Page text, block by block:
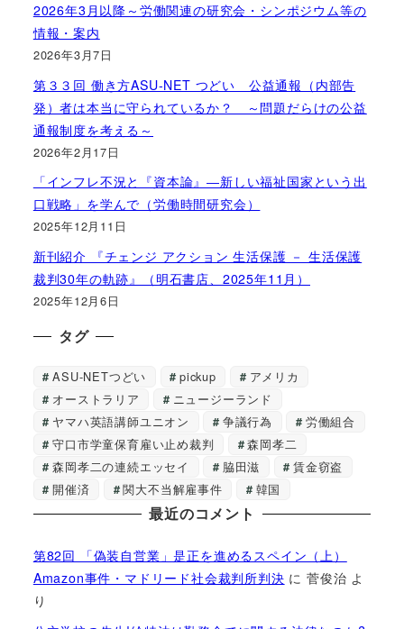
2026年3月以降～労働関連の研究会・シンポジウム等の
情報・案内
2026年3月7日
第３３回 働き方ASU-NET つどい 公益通報（内部告
発）者は本当に守られているか？ ～問題だらけの公益
通報制度を考える～
2026年2月17日
「インフレ不況と『資本論』―新しい福祉国家という出
口戦略」を学んで（労働時間研究会）
2025年12月11日
新刊紹介 『チェンジ アクション 生活保護 － 生活保護
裁判30年の軌跡』（明石書店、2025年11月）
2025年12月6日
タグ
ASU-NETつどい pickup
アメリカ
オーストラリア
ニュージーランド
ヤマハ英語講師ユニオン
争議行為
労働組合
守口市学童保育雇い止め裁判
森岡孝二
森岡孝二の連続エッセイ
脇田滋
賃金窃盗
開催済
関大不当解雇事件 韓国
最近のコメント
第82回 「偽装自営業」是正を進めるスペイン（上）
Amazon事件・マドリード社会裁判所判決 に菅俊治 よ
り